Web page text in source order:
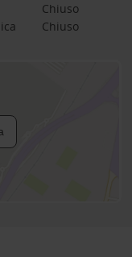
Chiuso
Chiuso